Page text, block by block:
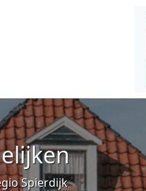
Spierdijk